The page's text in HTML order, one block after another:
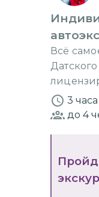
Всё
3 часа
до 4